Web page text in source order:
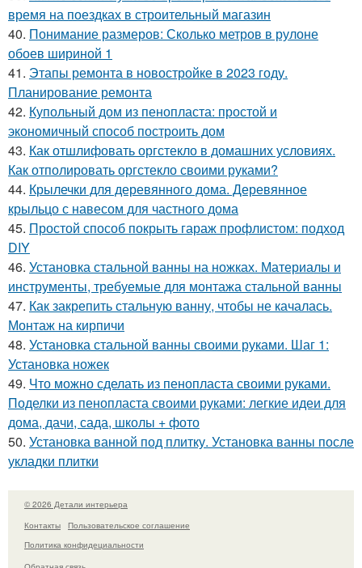
время на поездках в строительный магазин
40. Понимание размеров: Сколько метров в рулоне
обоев шириной 1
41. Этапы ремонта в новостройке в 2023 году.
Планирование ремонта
42. Купольный дом из пенопласта: простой и
экономичный способ построить дом
43. Как отшлифовать оргстекло в домашних условиях.
Как отполировать оргстекло своими руками?
44. Крылечки для деревянного дома. Деревянное
крыльцо с навесом для частного дома
45. Простой способ покрыть гараж профлистом: подход
DIY
46. Установка стальной ванны на ножках. Материалы и
инструменты, требуемые для монтажа стальной ванны
47. Как закрепить стальную ванну, чтобы не качалась.
Монтаж на кирпичи
48. Установка стальной ванны своими руками. Шаг 1:
Установка ножек
49. Что можно сделать из пенопласта своими руками.
Поделки из пенопласта своими руками: легкие идеи для
дома, дачи, сада, школы + фото
50. Установка ванной под плитку. Установка ванны после
укладки плитки
© 2026 Детали интерьера
Контакты
Пользовательское соглашение
Политика конфидециальности